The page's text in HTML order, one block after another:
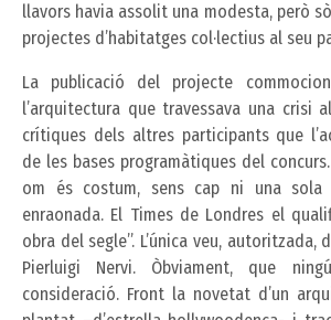
llavors havia assolit una modesta, però
projectes d’habitatges col·lectius al seu
La publicació del projecte
l’arquitectura que travessava una crisi
crítiques dels altres participants que
de les bases programàtiques del
om és costum, sens cap ni una sola
enraonada. El Times de Londres el
obra del segle”. L’única veu,
Pierluigi Nervi. Òbviament, que
consideració. Front la novetat d’un